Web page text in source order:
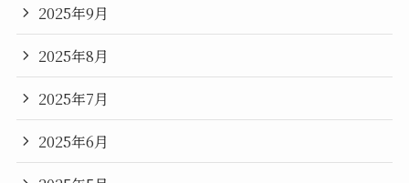
2025年9月
2025年8月
2025年7月
2025年6月